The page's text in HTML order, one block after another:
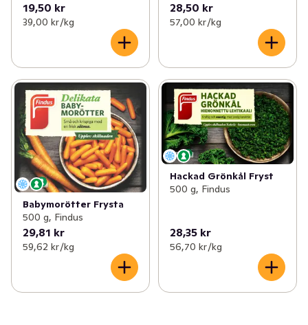
19,50 kr
39,00 kr /kg
28,50 kr
57,00 kr /kg
Babymorötter Frysta
500 g, Findus
29,81 kr
59,62 kr /kg
Hackad Grönkål Fryst
500 g, Findus
28,35 kr
56,70 kr /kg